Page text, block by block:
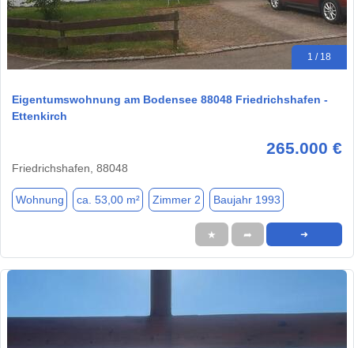
1 / 18
Eigentumswohnung am Bodensee 88048 Friedrichshafen -
Ettenkirch
265.000 €
Friedrichshafen, 88048
Wohnung ca. 53,00 m² Zimmer 2 Baujahr 1993
★ ➦ ➜